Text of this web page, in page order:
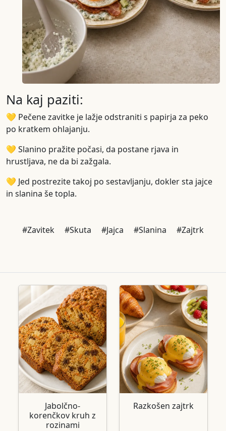
Na kaj paziti:
💛 Pečene zavitke je lažje odstraniti s papirja za peko
po kratkem ohlajanju.
💛 Slanino pražite počasi, da postane rjava in
hrustljava, ne da bi zažgala.
💛 Jed postrezite takoj po sestavljanju, dokler sta jajce
in slanina še topla.
#Zavitek #Skuta #Jajca #Slanina #Zajtrk
Jabolčno-
korenčkov kruh z
rozinami
Razkošen zajtrk